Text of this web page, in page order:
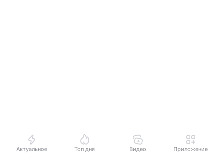
Актуальное Топ дня Видео Приложение